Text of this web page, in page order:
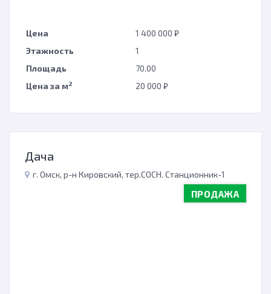
Цена
1 400 000 ₽
Этажность
1
Площадь
70.00
Цена за м2 20 000 ₽
Дача
г. Омск, р-н Кировский, тер.СОСН. Станционник-1
ПРОДАЖА